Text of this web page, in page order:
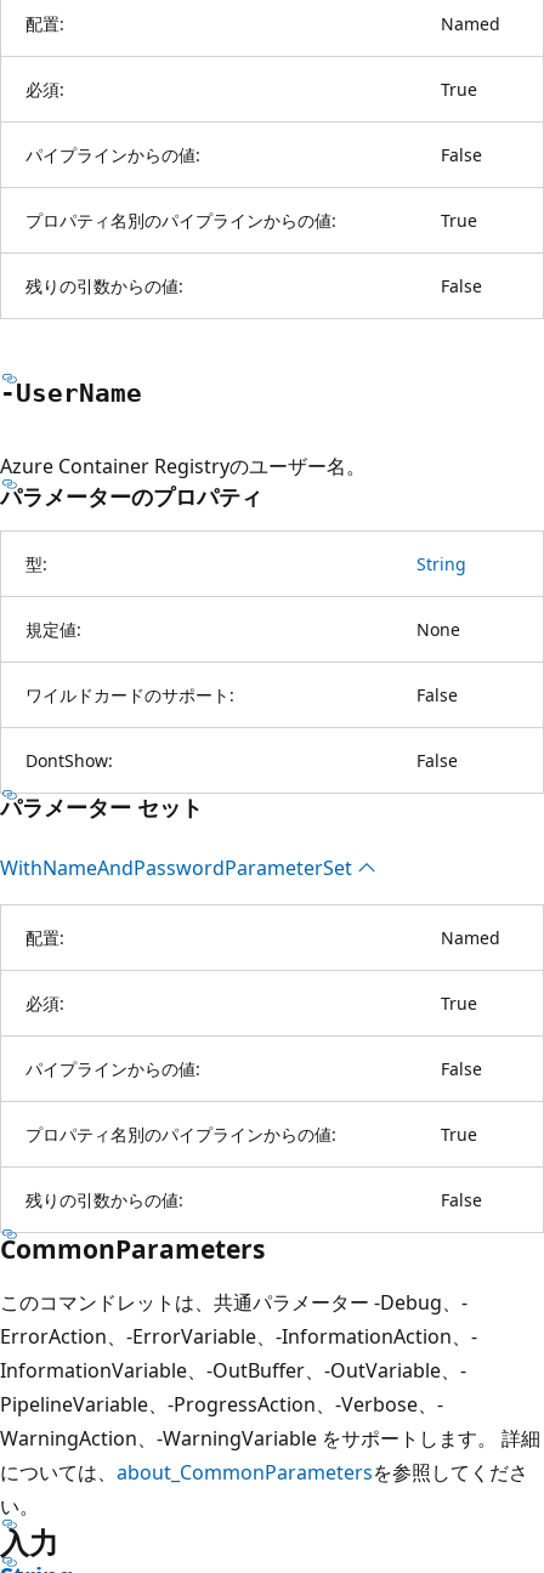
配置: Named
必須: True
パイプラインからの値: False
プロパティ名別のパイプラインからの値: True
残りの引数からの値: False
-UserName
Azure Container Registryのユーザー名。
パラメーターのプロパティ
型: String
規定値: None
ワイルドカードのサポート: False
DontShow: False
パラメーター セット
WithNameAndPasswordParameterSet
配置: Named
必須: True
パイプラインからの値: False
プロパティ名別のパイプラインからの値: True
残りの引数からの値: False
CommonParameters
このコマンドレットは、共通パラメーター -Debug、-
ErrorAction、-ErrorVariable、-InformationAction、-
InformationVariable、-OutBuffer、-OutVariable、-
PipelineVariable、-ProgressAction、-Verbose、-
WarningAction、-WarningVariable をサポートします。 詳細
については、 about_CommonParametersを参照してくださ
い。
入力